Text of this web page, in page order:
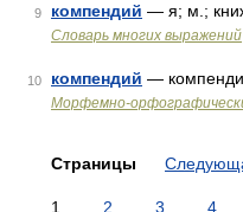
9 компендий — я; м.;
Словарь многих выражений
10 компендий —
Морфемно-
Страницы
1 2 3 4